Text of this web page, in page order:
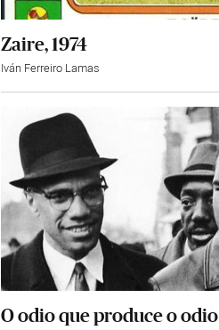
Zaire, 1974
Iván Ferreiro Lamas
O odio que produce o odio